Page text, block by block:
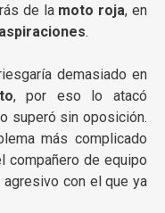
de la moto roja, en
aspiraciones.
demasiado en
, por eso lo atacó
superó sin oposición.
más complicado
compañero de equipo
agresivo con el que ya